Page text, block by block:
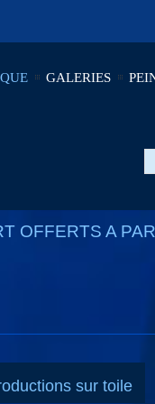
GALERIES
OFFERTS A
sur toile